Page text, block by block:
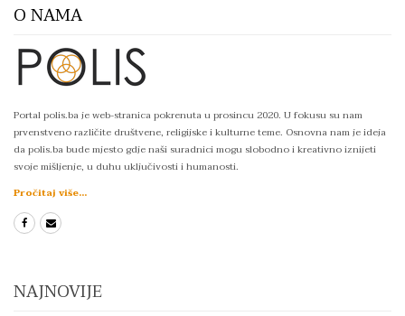
O NAMA
Portal polis.ba je web-stranica pokrenuta u prosincu 2020. U fokusu su nam
prvenstveno različite društvene, religijske i kulturne teme. Osnovna nam je ideja
da polis.ba bude mjesto gdje naši suradnici mogu slobodno i kreativno iznijeti
svoje mišljenje, u duhu uključivosti i humanosti.
Pročitaj više...
NAJNOVIJE